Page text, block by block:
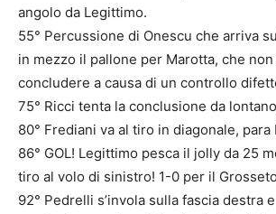
angolo da Legittimo.
55° Percussione di Onescu che arriva
in mezzo il pallone per Marotta, che
concludere a causa di un controllo
75° Ricci tenta la conclusione da
80° Frediani va al tiro in diagonale, para
86° GOL! Legittimo pesca il jolly da 25
tiro al volo di sinistro! 1-0 per il
92° Pedrelli s’invola sulla fascia destra